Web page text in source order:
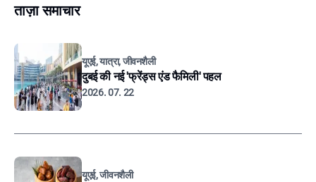
ताज़ा समाचार
यूएई, यात्रा, जीवनशैली
दुबई की नई 'फ्रेंड्स एंड फैमिली' पहल
2026. 07. 22
यूएई, जीवनशैली